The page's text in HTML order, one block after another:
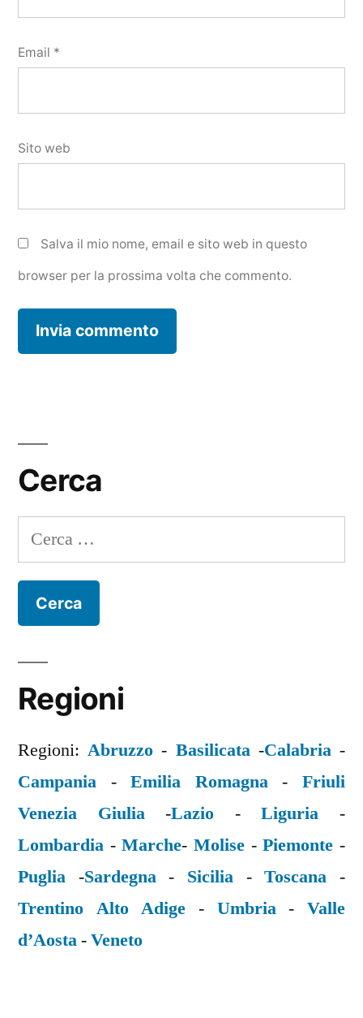
Email *
Sito web
Salva il mio nome, email e sito web in questo
browser per la prossima volta che commento.
Cerca
Ricerca
per:
Regioni
Regioni:Abruzzo - Basilicata-Calabria-
Campania -Emilia Romagna-Friuli
Venezia Giulia-Lazio -Liguria -
Lombardia -Marche-Molise -Piemonte -
Puglia -Sardegna- Sicilia -Toscana -
Trentino Alto Adige - Umbria-Valle
d’Aosta-Veneto